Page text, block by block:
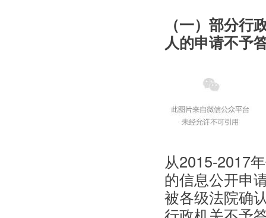
（一）部分
人的申请不予
从2015-2017
的信息公开申
被各级法院确